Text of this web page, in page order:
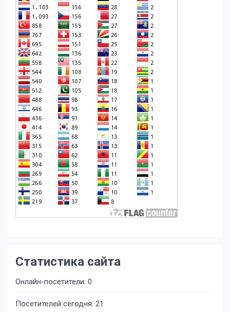
Статистика сайта
Онлайн-посетители: 0
Посетителей сегодня: 21